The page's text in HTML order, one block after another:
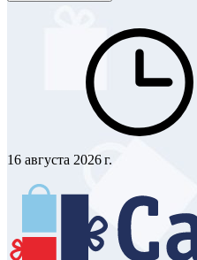
16 августа 2026 г.